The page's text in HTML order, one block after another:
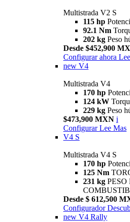
Multistrada V2 S
115 hp
92.1 Nm
202 kg Peso
Desde $452,900
Configurar ahora
new V4
Multistrada V4
170 hp
124 kW
229 kg Peso
$473,900 MXN i
Configurar Lee Mas
V4 S
Multistrada V4 S
170 hp
125 Nm
231 kg
Desde $ 612,500
Configurador
new V4 Rally